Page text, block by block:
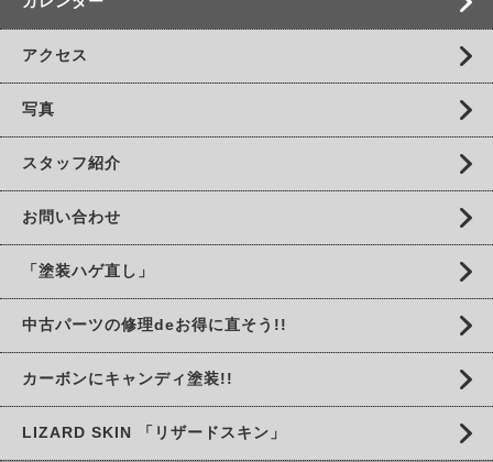
アクセス
写真
スタッフ紹介
お問い合わせ
「塗装ハゲ直し」
中古パーツの修理deお得に直そう!!
カーボンにキャンディ塗装!!
LIZARD SKIN 「リザードスキン」